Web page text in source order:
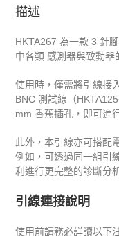
描述
HKTA267 為一款 3 針
中各類 感測器與致動器
使用時，僅需將引線接
BNC 測試線（
mm 香蕉插孔，即可進
此外，本引線亦可搭配
例如，可透過同一組引
利進行更完整的診斷分
引線連接說明
使用前請務必詳讀以下